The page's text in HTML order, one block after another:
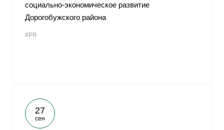
социально-экономическое развитие
Дорогобужского района
#PR
27
сен